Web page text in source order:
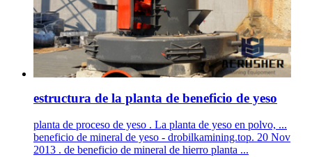
estructura de la planta de beneficio de yeso
planta de proceso de yeso . La planta de yeso en polvo, ...
beneficio de mineral de yeso - drobilkamining.top. 20 Nov
2013 . de beneficio de mineral de hierro planta ...